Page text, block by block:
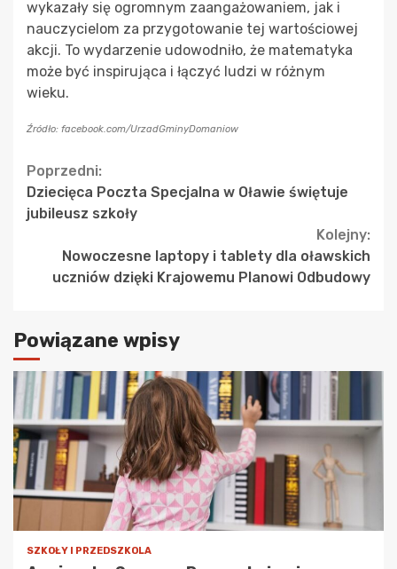
wykazały się ogromnym zaangażowaniem, jak i
nauczycielom za przygotowanie tej wartościowej
akcji. To wydarzenie udowodniło, że matematyka
może być inspirująca i łączyć ludzi w różnym
wieku.
Źródło: facebook.com/UrzadGminyDomaniow
Continue
Reading
Poprzedni:
Dziecięca Poczta Specjalna w Oławie świętuje
jubileusz szkoły
Kolejny:
Nowoczesne laptopy i tablety dla oławskich
uczniów dzięki Krajowemu Planowi Odbudowy
Powiązane wpisy
SZKOŁY I PRZEDSZKOLA